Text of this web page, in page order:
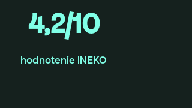
4,2/10
hodnotenie INEKO